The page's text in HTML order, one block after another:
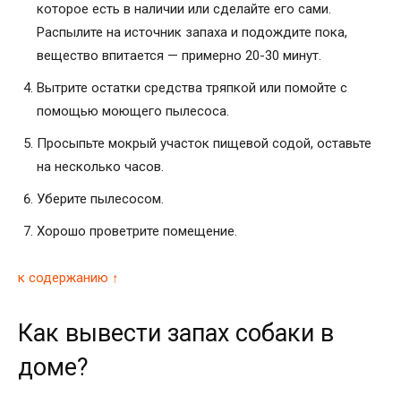
которое есть в наличии или сделайте его сами.
Распылите на источник запаха и подождите пока,
вещество впитается — примерно 20-30 минут.
Вытрите остатки средства тряпкой или помойте с
помощью моющего пылесоса.
Просыпьте мокрый участок пищевой содой, оставьте
на несколько часов.
Уберите пылесосом.
Хорошо проветрите помещение.
к содержанию ↑
Как вывести запах собаки в
доме?